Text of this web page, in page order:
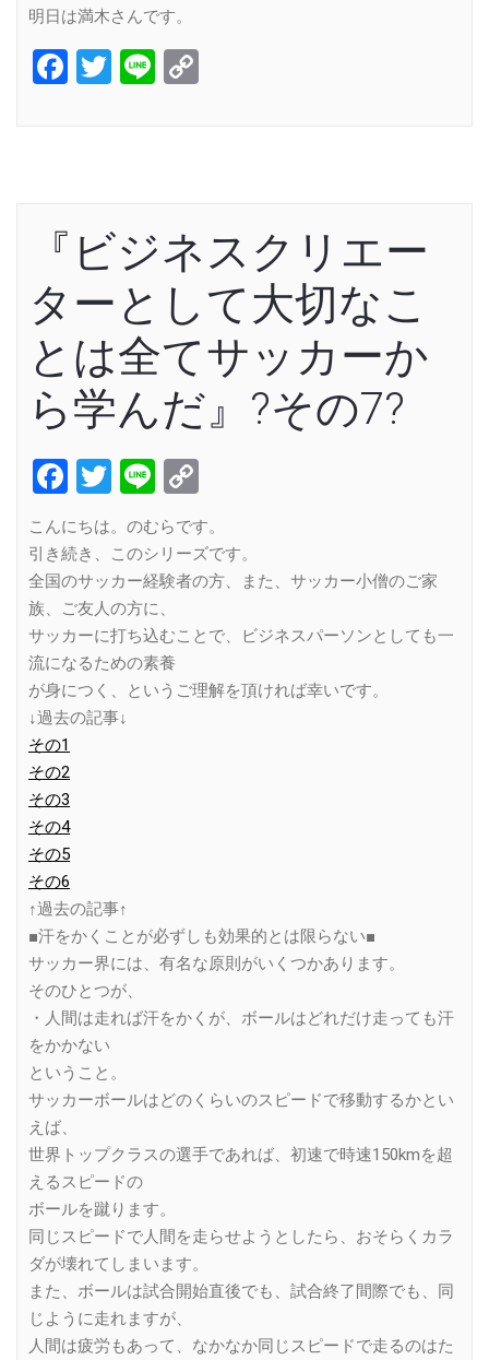
明日は満木さんです。
Facebook
Twitter
Line
『ビジネスクリエー
ターとして大切なこ
とは全てサッカーか
ら学んだ』?その7?
Facebook
Twitter
Line
Link
こんにちは。のむらです。
引き続き、このシリーズです。
全国のサッカー経験者の方、また、サッカー小僧のご家
族、ご友人の方に、
サッカーに打ち込むことで、ビジネスパーソンとしても一
流になるための素養
が身につく、というご理解を頂ければ幸いです。
↓過去の記事↓
その1
その2
その3
その4
その5
その6
↑過去の記事↑
■汗をかくことが必ずしも効果的とは限らない■
サッカー界には、有名な原則がいくつかあります。
そのひとつが、
・人間は走れば汗をかくが、ボールはどれだけ走っても汗
をかかない
ということ。
サッカーボールはどのくらいのスピードで移動するかとい
えば、
世界トップクラスの選手であれば、初速で時速150kmを超
えるスピードの
ボールを蹴ります。
同じスピードで人間を走らせようとしたら、おそらくカラ
ダが壊れてしまいます。
また、ボールは試合開始直後でも、試合終了間際でも、同
じように走れますが、
人間は疲労もあって、なかなか同じスピードで走るのはた